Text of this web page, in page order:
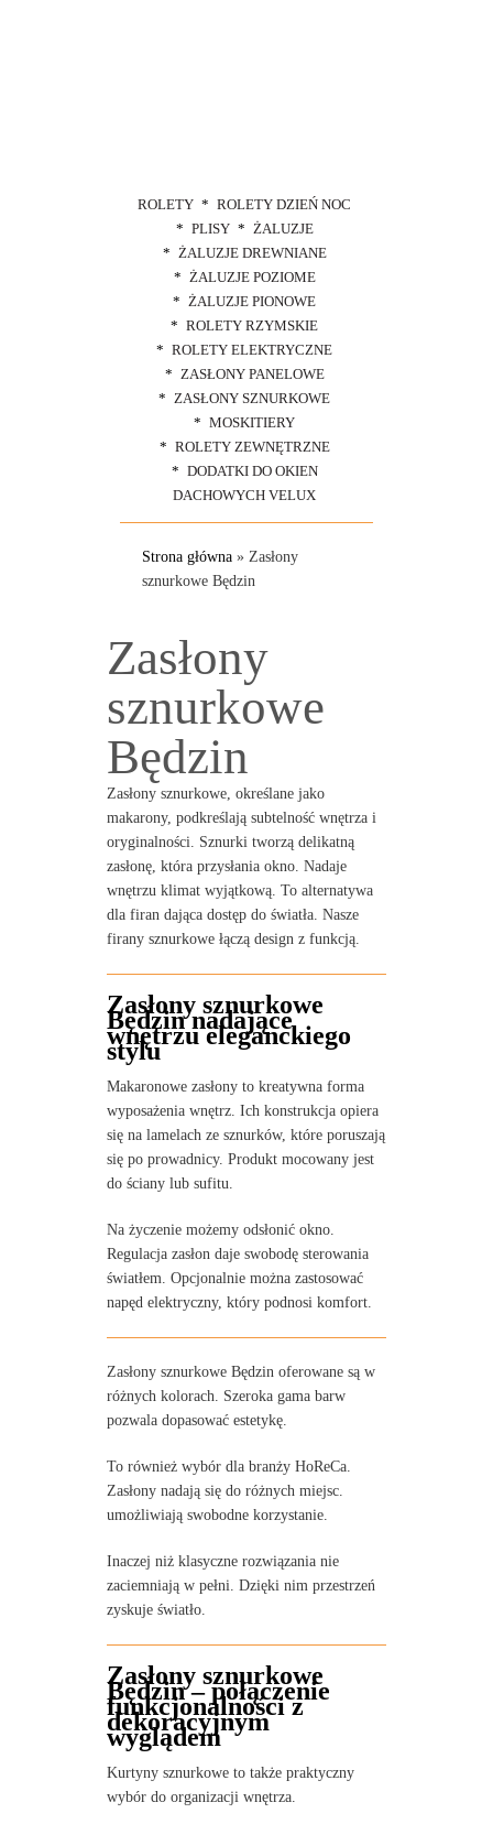
ROLETY
ROLETY DZIEŃ NOC
PLISY
ŻALUZJE
ŻALUZJE DREWNIANE
ŻALUZJE POZIOME
ŻALUZJE PIONOWE
ROLETY RZYMSKIE
ROLETY ELEKTRYCZNE
ZASŁONY PANELOWE
ZASŁONY SZNURKOWE
MOSKITIERY
ROLETY ZEWNĘTRZNE
DODATKI DO OKIEN
DACHOWYCH VELUX
Strona główna » Zasłony
sznurkowe Będzin
Zasłony
sznurkowe
Będzin
Zasłony sznurkowe, określane jako
makarony, podkreślają subtelność wnętrza i
oryginalności. Sznurki tworzą delikatną
zasłonę, która przysłania okno. Nadaje
wnętrzu klimat wyjątkową. To alternatywa
dla firan dająca dostęp do światła. Nasze
firany sznurkowe łączą design z funkcją.
Zasłony sznurkowe
Będzin nadające
wnętrzu eleganckiego
stylu
Makaronowe zasłony to kreatywna forma
wyposażenia wnętrz. Ich konstrukcja opiera
się na lamelach ze sznurków, które poruszają
się po prowadnicy. Produkt mocowany jest
do ściany lub sufitu.
Na życzenie możemy odsłonić okno.
Regulacja zasłon daje swobodę sterowania
światłem. Opcjonalnie można zastosować
napęd elektryczny, który podnosi komfort.
Zasłony sznurkowe Będzin oferowane są w
różnych kolorach. Szeroka gama barw
pozwala dopasować estetykę.
To również wybór dla branży HoReCa.
Zasłony nadają się do różnych miejsc.
umożliwiają swobodne korzystanie.
Inaczej niż klasyczne rozwiązania nie
zaciemniają w pełni. Dzięki nim przestrzeń
zyskuje światło.
Zasłony sznurkowe
Będzin – połączenie
funkcjonalności z
dekoracyjnym
wyglądem
Kurtyny sznurkowe to także praktyczny
wybór do organizacji wnętrza.